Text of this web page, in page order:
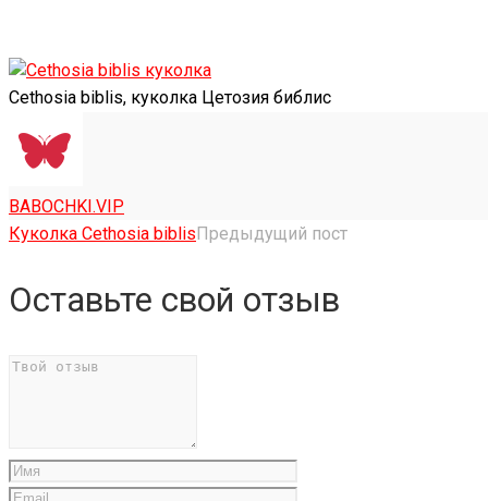
Cethosia biblis, куколка Цетозия библис
BABOCHKI.VIP
Куколка Cethosia biblisПредыдущий пост
Оставьте свой отзыв